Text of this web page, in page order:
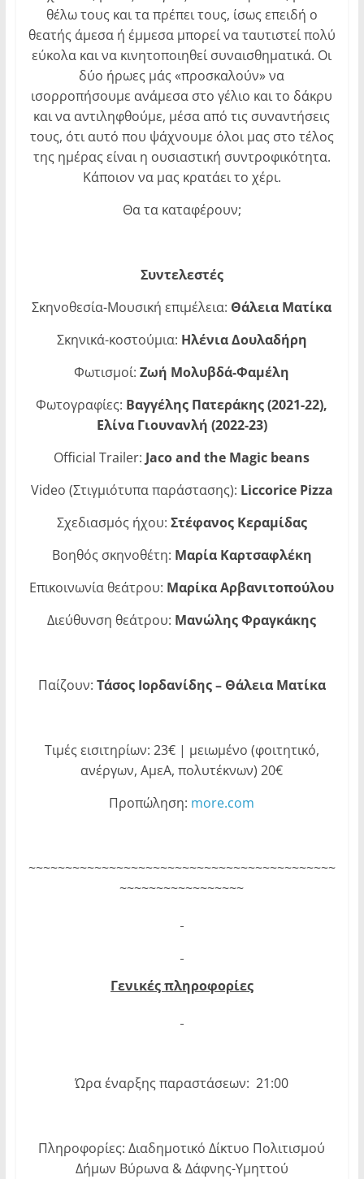
θέλω τους και τα πρέπει τους, ίσως επειδή ο
θεατής άμεσα ή έμμεσα μπορεί να ταυτιστεί πολύ
εύκολα και να κινητοποιηθεί συναισθηματικά. Οι
δύο ήρωες μάς «προσκαλούν» να
ισορροπήσουμε ανάμεσα στο γέλιο και το δάκρυ
και να αντιληφθούμε, μέσα από τις συναντήσεις
τους, ότι αυτό που ψάχνουμε όλοι μας στο τέλος
της ημέρας είναι η ουσιαστική συντροφικότητα.
Κάποιον να μας κρατάει το χέρι.
Θα τα καταφέρουν;
Συντελεστές
Σκηνοθεσία-Μουσική επιμέλεια: Θάλεια Ματίκα
Σκηνικά-κοστούμια: Ηλένια Δουλαδήρη
Φωτισμοί:Ζωή Μολυβδά-Φαμέλη
Φωτογραφίες: Βαγγέλης Πατεράκης (2021-22),
Ελίνα Γιουνανλή (2022-23)
Official Trailer: Jaco and the Magic beans
Video (Στιγμιότυπα παράστασης): Liccorice Pizza
Σχεδιασμός ήχου: Στέφανος Κεραμίδας
Βοηθός σκηνοθέτη: Μαρία Καρτσαφλέκη
Επικοινωνία θεάτρου: Μαρίκα Αρβανιτοπούλου
Διεύθυνση θεάτρου: Μανώλης Φραγκάκης
Παίζουν: Τάσος Ιορδανίδης – Θάλεια Ματίκα
Τιμές εισιτηρίων: 23€ | μειωμένο (φοιτητικό,
ανέργων, ΑμεΑ, πολυτέκνων) 20€
Προπώληση: more.com
~~~~~~~~~~~~~~~~~~~~~~~~~~~~~~~~~~~~~~~~~~
~~~~~~~~~~~~~~~~~
Γενικές πληροφορίες
Ώρα έναρξης παραστάσεων: 21:00
Πληροφορίες: Διαδημοτικό Δίκτυο Πολιτισμού
Δήμων Βύρωνα & Δάφνης-Υμηττού